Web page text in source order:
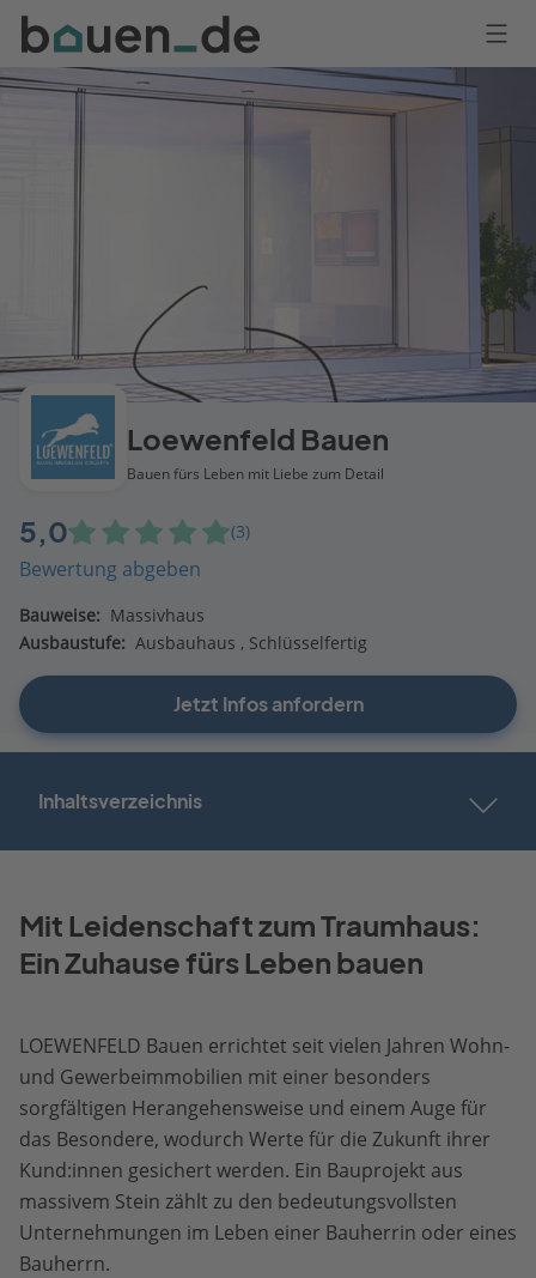
Bauen
Logo
Anmelden
Loewenfeld Bauen
Bauen fürs Leben mit Liebe zum Detail
5,0 (3)
Bewertung abgeben
Bauweise: Massivhaus
Ausbaustufe: Ausbauhaus Schlüsselfertig
Jetzt Infos anfordern
Inhaltsverzeichnis
Mit Leidenschaft zum Traumhaus:
Ein Zuhause fürs Leben bauen
LOEWENFELD Bauen errichtet seit vielen Jahren Wohn-
und Gewerbeimmobilien mit einer besonders
sorgfältigen Herangehensweise und einem Auge für
das Besondere, wodurch Werte für die Zukunft ihrer
Kund:innen gesichert werden. Ein Bauprojekt aus
massivem Stein zählt zu den bedeutungsvollsten
Unternehmungen im Leben einer Bauherrin oder eines
Bauherrn.